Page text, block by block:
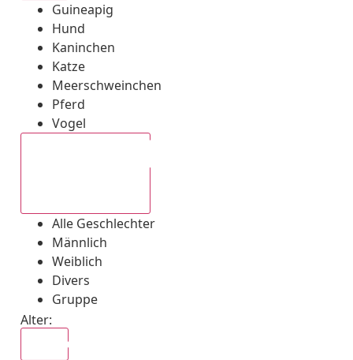
Guineapig
Hund
Kaninchen
Katze
Meerschweinchen
Pferd
Vogel
Alle Geschlechter
Männlich
Weiblich
Divers
Gruppe
Alter: